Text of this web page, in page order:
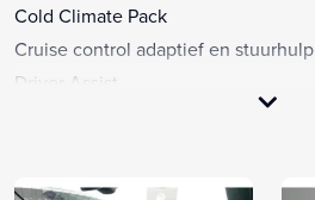
Cold Climate Pack
Cruise control adaptief en stuurhulp
Driver Assist
Elektrisch glazen panorama-dak
Koplampreiniging